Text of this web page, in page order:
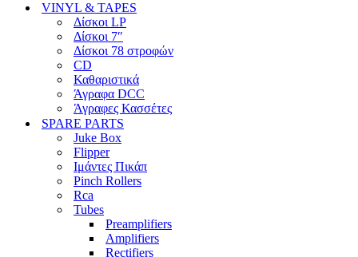
VINYL & TAPES
Δίσκοι LP
Δίσκοι 7″
Δίσκοι 78 στροφών
CD
Καθαριστικά
Άγραφα DCC
Άγραφες Κασσέτες
SPARE PARTS
Juke Box
Flipper
Ιμάντες Πικάπ
Pinch Rollers
Rca
Tubes
Preamplifiers
Amplifiers
Rectifiers